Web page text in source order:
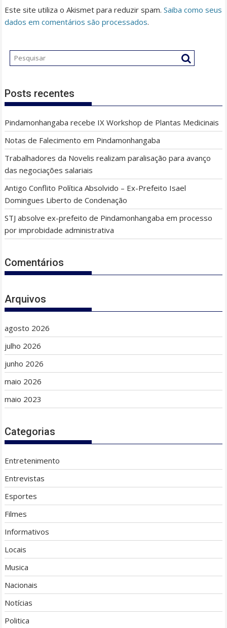
Este site utiliza o Akismet para reduzir spam.Saiba como seus
dados em comentários são processados.
Posts recentes
Pindamonhangaba recebe IX Workshop de Plantas Medicinais
Notas de Falecimento em Pindamonhangaba
Trabalhadores da Novelis realizam paralisação para avanço
das negociações salariais
Antigo Conflito Política Absolvido – Ex-Prefeito Isael
Domingues Liberto de Condenação
STJ absolve ex-prefeito de Pindamonhangaba em processo
por improbidade administrativa
Comentários
Arquivos
agosto 2026
julho 2026
junho 2026
maio 2026
maio 2023
Categorias
Entretenimento
Entrevistas
Esportes
Filmes
Informativos
Locais
Musica
Nacionais
Notícias
Politica